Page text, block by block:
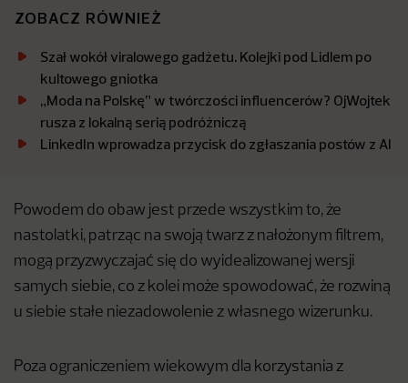
ZOBACZ RÓWNIEŻ
Szał wokół viralowego gadżetu. Kolejki pod Lidlem po
kultowego gniotka
„Moda na Polskę” w twórczości influencerów? OjWojtek
rusza z lokalną serią podróżniczą
LinkedIn wprowadza przycisk do zgłaszania postów z AI
Powodem do obaw jest przede wszystkim to, że
nastolatki, patrząc na swoją twarz z nałożonym filtrem,
mogą przyzwyczajać się do wyidealizowanej wersji
samych siebie, co z kolei może spowodować, że rozwiną
u siebie stałe niezadowolenie z własnego wizerunku.
Poza ograniczeniem wiekowym dla korzystania z